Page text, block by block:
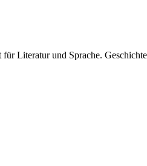
Literatur und Sprache.